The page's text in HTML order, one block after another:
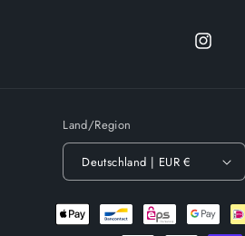
Instagram
Land/Region
Deutschland | EUR €
Zahlungsmethoden